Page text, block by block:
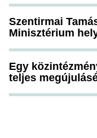
Szentirmai
Minisztérium
Egy
teljes